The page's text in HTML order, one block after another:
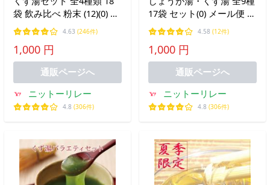
袋 飲み比べ 粉末 (12)(0) メ
ール便 送料無料 くず湯 抹
茶 プレゼント ギフト
4.63 (246件)
1,000 円
通販ページへ
ニットーリレー
4.8 (306件)
17袋 セット(0) メール便 生
姜 湯 飲み比べ くず 葛 し
ょうが 粉末 温活 ギフト
4.58 (12件)
1,000 円
通販ページへ
ニットーリレー
4.8 (306件)